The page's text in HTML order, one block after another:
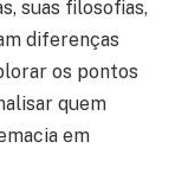
suas filosofias,
diferenças
os pontos
quem
em